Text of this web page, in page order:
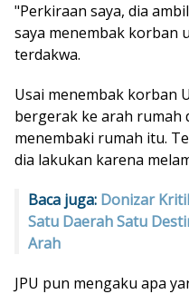
"Perkiraan saya, dia
saya menembak korban
terdakwa.
Usai menembak korban
bergerak ke arah rumah
menembaki rumah itu.
dia lakukan karena
Baca juga: Donizar
Satu Daerah Satu
Arah
JPU pun mengaku apa